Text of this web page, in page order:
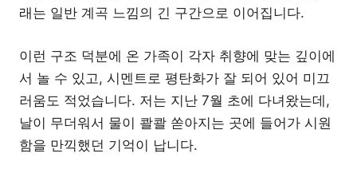
래는 일반 계곡 느낌의 긴 구간으로 이어집니다.
이런 구조 덕분에 온 가족이 각자 취향에 맞는 깊이에
서 놀 수 있고, 시멘트로 평탄화가 잘 되어 있어 미끄
러움도 적었습니다. 저는 지난 7월 초에 다녀왔는데,
날이 무더워서 물이 콸콸 쏟아지는 곳에 들어가 시원
함을 만끽했던 기억이 납니다.